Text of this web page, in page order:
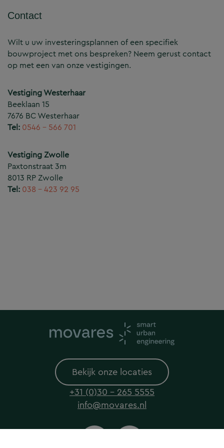
Contact
Wilt u uw investeringsplannen of een specifiek
bouwproject met ons bespreken? Neem gerust contact
op met een van onze vestigingen.
Vestiging Westerhaar
Beeklaan 15
7676 BC Westerhaar
Tel: 0546 – 566 701
Vestiging Zwolle
Paxtonstraat 3m
8013 RP Zwolle
Tel: 038 – 423 92 95
Bekijk onze locaties
+31 (0)30 - 265 5555
info@movares.nl